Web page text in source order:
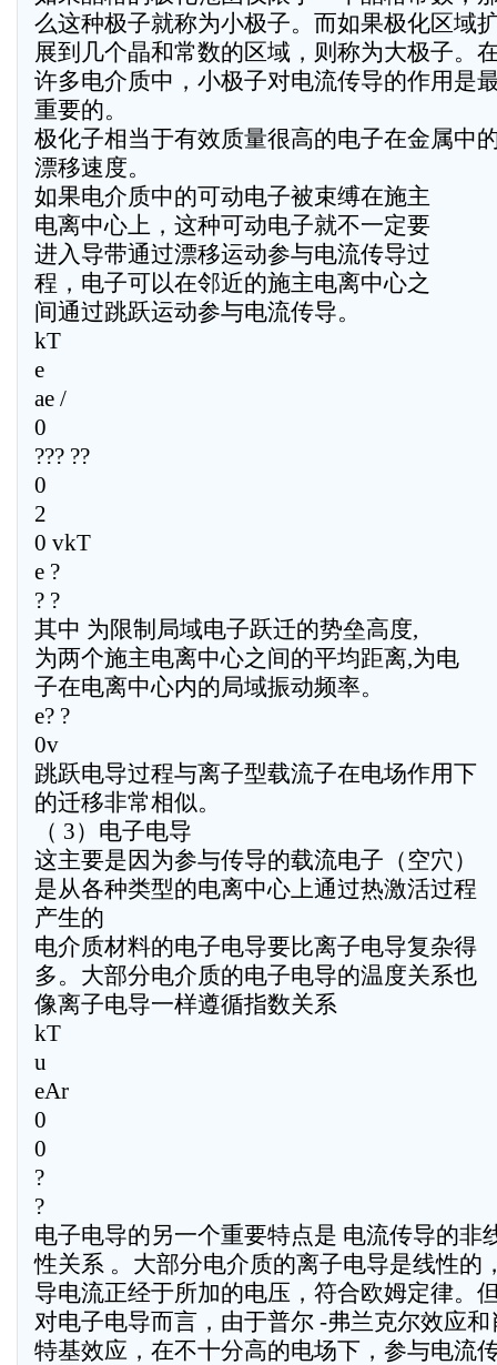
么这种极子就称为小极子。而如果极化区域
展到几个晶和常数的区域，则称为大极子。
许多电介质中，小极子对电流传导的作用是
重要的。
极化子相当于有效质量很高的电子在金属中
漂移速度。
如果电介质中的可动电子被束缚在施主
电离中心上，这种可动电子就不一定要
进入导带通过漂移运动参与电流传导过
程，电子可以在邻近的施主电离中心之
间通过跳跃运动参与电流传导。
kT
e
ae /
0
??? ??
0
2
0 vkT
e ?
? ?
其中 为限制局域电子跃迁的势垒高度,
为两个施主电离中心之间的平均距离,为电
子在电离中心内的局域振动频率。
e? ?
0v
跳跃电导过程与离子型载流子在电场作用下
的迁移非常相似。
（ 3）电子电导
这主要是因为参与传导的载流电子（空穴）
是从各种类型的电离中心上通过热激活过程
产生的
电介质材料的电子电导要比离子电导复杂得
多。大部分电介质的电子电导的温度关系也
像离子电导一样遵循指数关系
kT
u
eAr
0
0
?
?
电子电导的另一个重要特点是 电流传导的非
性关系 。大部分电介质的离子电导是线性的
导电流正经于所加的电压，符合欧姆定律。
对电子电导而言，由于普尔 -弗兰克尔效应和
特基效应，在不十分高的电场下，参与电流